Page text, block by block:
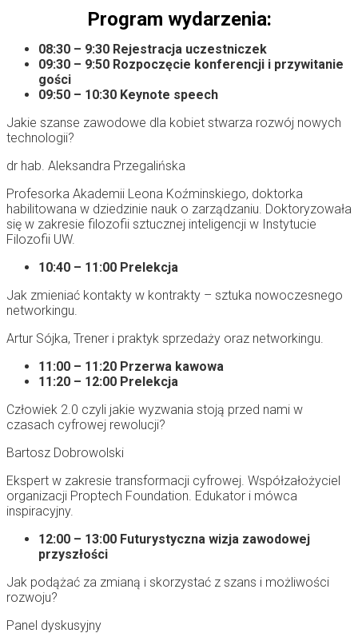
Program wydarzenia:
08:30 – 9:30 Rejestracja uczestniczek
09:30 – 9:50 Rozpoczęcie konferencji i przywitanie
gości
09:50 – 10:30 Keynote speech
Jakie szanse zawodowe dla kobiet stwarza rozwój nowych
technologii?
dr hab. Aleksandra Przegalińska
Profesorka Akademii Leona Koźminskiego, doktorka
habilitowana w dziedzinie nauk o zarządzaniu. Doktoryzowała
się w zakresie filozofii sztucznej inteligencji w Instytucie
Filozofii UW.
10:40 – 11:00 Prelekcja
Jak zmieniać kontakty w kontrakty – sztuka nowoczesnego
networkingu.
Artur Sójka, Trener i praktyk sprzedaży oraz networkingu.
11:00 – 11:20 Przerwa kawowa
11:20 – 12:00 Prelekcja
Człowiek 2.0 czyli jakie wyzwania stoją przed nami w
czasach cyfrowej rewolucji?
Bartosz Dobrowolski
Ekspert w zakresie transformacji cyfrowej. Współzałożyciel
organizacji Proptech Foundation. Edukator i mówca
inspiracyjny.
12:00 – 13:00 Futurystyczna wizja zawodowej
przyszłości
Jak podążać za zmianą i skorzystać z szans i możliwości
rozwoju?
Panel dyskusyjny